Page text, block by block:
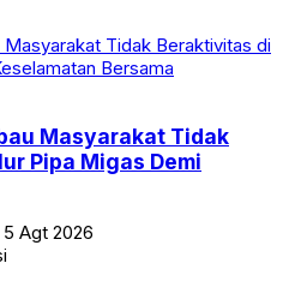
Masyarakat Tidak
Pipa Migas Demi
Agt 2026